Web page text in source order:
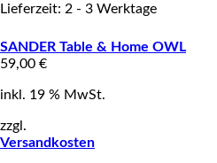
Lieferzeit: 2 - 3 Werktage
SANDER Table & Home OWL
59,00 €
inkl. 19 % MwSt.
zzgl.
Versandkosten